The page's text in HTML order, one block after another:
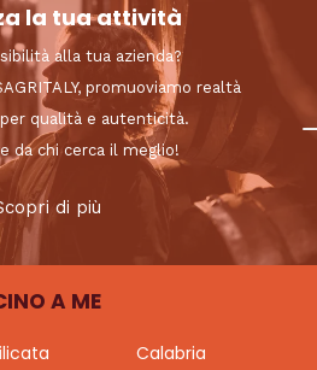
la tua attività
alla tua azienda?
promuoviamo realtà
qualità e autenticità.
da chi cerca il meglio!
di più
A ME
Calabria